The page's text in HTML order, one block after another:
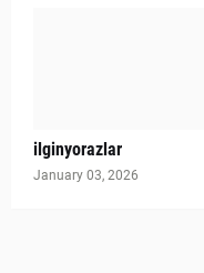
ilginyorazlar
January 03, 2026